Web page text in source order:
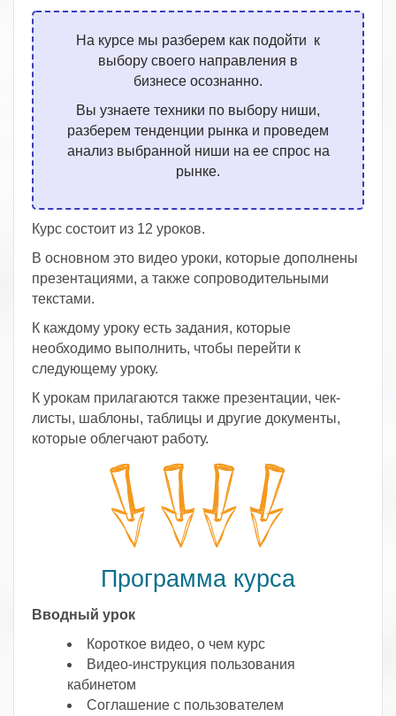
На курсе мы разберем как подойти к
выбору своего направления в
бизнесе осознанно.
Вы узнаете техники по выбору ниши,
разберем тенденции рынка и проведем
анализ выбранной ниши на ее спрос на
рынке.
Курс состоит из 12 уроков.
В основном это видео уроки, которые дополнены
презентациями, а также сопроводительными
текстами.
К каждому уроку есть задания, которые
необходимо выполнить, чтобы перейти к
следующему уроку.
К урокам прилагаются также презентации, чек-
листы, шаблоны, таблицы и другие документы,
которые облегчают работу.
Программа курса
Вводный урок
Короткое видео, о чем курс
Видео-инструкция пользования
кабинетом
Соглашение с пользователем